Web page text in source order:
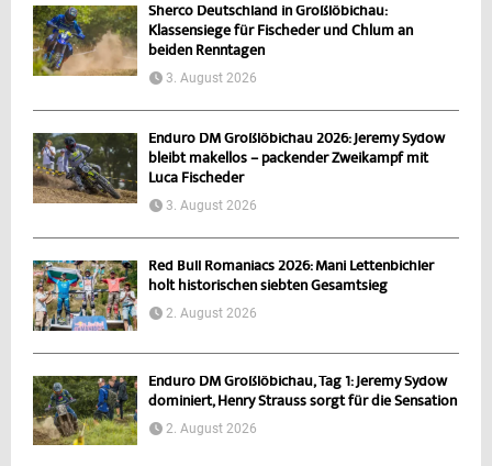
Sherco Deutschland in Großlöbichau:
Klassensiege für Fischeder und Chlum an
beiden Renntagen
3. August 2026
Enduro DM Großlöbichau 2026: Jeremy Sydow
bleibt makellos – packender Zweikampf mit
Luca Fischeder
3. August 2026
Red Bull Romaniacs 2026: Mani Lettenbichler
holt historischen siebten Gesamtsieg
2. August 2026
Enduro DM Großlöbichau, Tag 1: Jeremy Sydow
dominiert, Henry Strauss sorgt für die Sensation
2. August 2026